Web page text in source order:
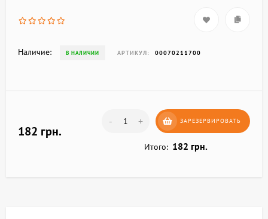
Наличие: В НАЛИЧИИ АРТИКУЛ: 00070211700
182 грн.
- + ЗАРЕЗЕРВИРОВАТЬ
Итого: 182 грн.